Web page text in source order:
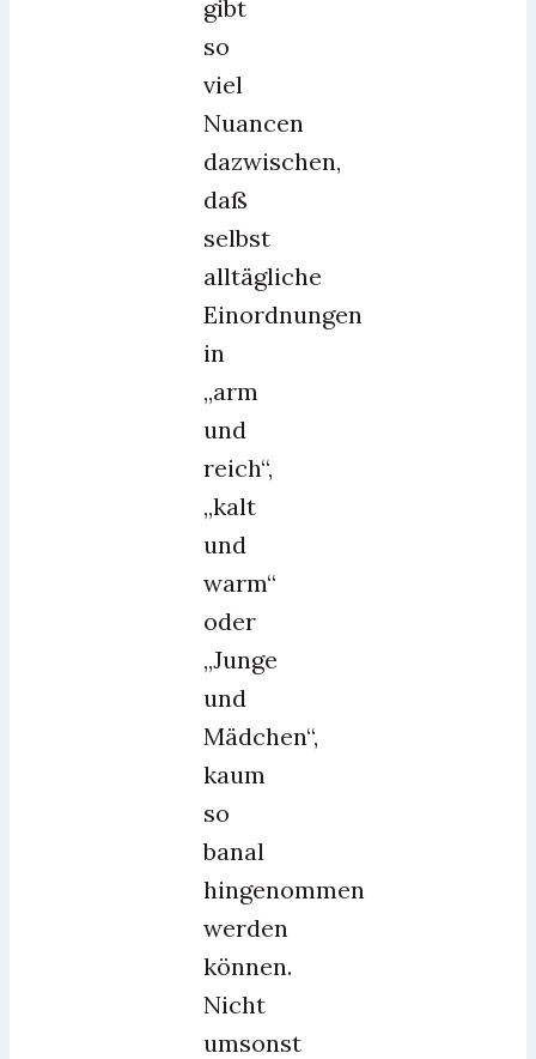
gibt
so
viel
Nuancen
dazwischen,
daß
selbst
alltägliche
Einordnungen
in
„arm
und
reich“,
„kalt
und
warm“
oder
„Junge
und
Mädchen“,
kaum
so
banal
hingenommen
werden
können.
Nicht
umsonst